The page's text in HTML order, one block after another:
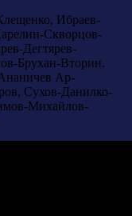
Ибраев-
Скворцов-
Дегтярев-
Брухан-Вторин.
Ар-
Сухов-Данилко-
Михайлов-